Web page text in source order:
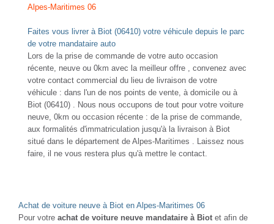
Alpes-Maritimes 06
Faites vous livrer à Biot (06410) votre véhicule depuis le parc
de votre mandataire auto
Lors de la prise de commande de votre auto occasion
récente, neuve ou 0km avec la meilleur offre , convenez avec
votre contact commercial du lieu de livraison de votre
véhicule : dans l'un de nos points de vente, à domicile ou à
Biot (06410) . Nous nous occupons de tout pour votre voiture
neuve, 0km ou occasion récente : de la prise de commande,
aux formalités d'immatriculation jusqu'à la livraison à Biot
situé dans le département de Alpes-Maritimes . Laissez nous
faire, il ne vous restera plus qu'à mettre le contact.
Achat de voiture neuve à Biot en Alpes-Maritimes 06
Pour votre achat de voiture neuve mandataire à Biot et afin de